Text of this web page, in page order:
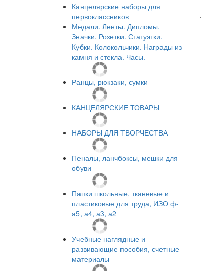
Канцелярские наборы для
первоклассников
Медали. Ленты. Дипломы.
Значки. Розетки. Статуэтки.
Кубки. Колокольчики. Награды из
камня и стекла. Часы.
Ранцы, рюкзаки, сумки
КАНЦЕЛЯРСКИЕ ТОВАРЫ
НАБОРЫ ДЛЯ ТВОРЧЕСТВА
Пеналы, ланчбоксы, мешки для
обуви
Папки школьные, тканевые и
пластиковые для труда, ИЗО ф-
а5, а4, а3, а2
Учебные наглядные и
развивающие пособия, счетные
материалы